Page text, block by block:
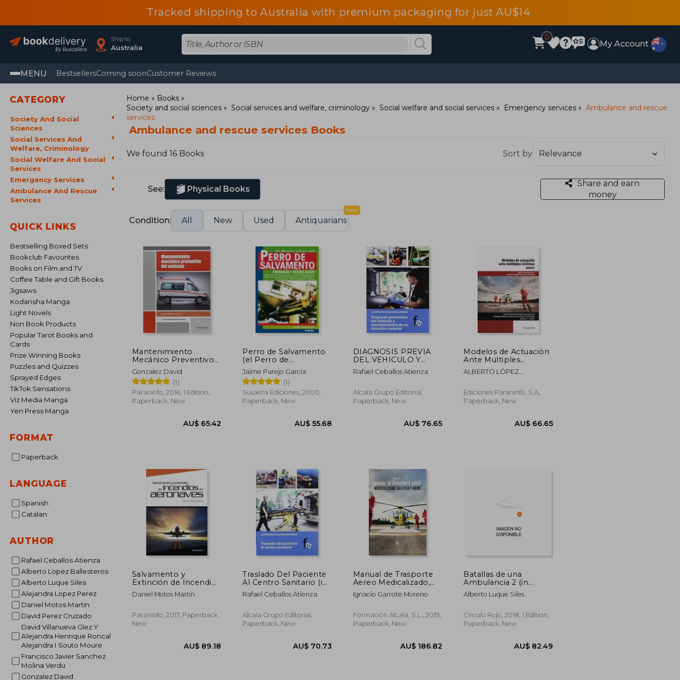
Tracked shipping to Australia with premium packaging for just AU$14
Ship to
Australia
0
My Account
MENU BestsellersComing soonCustomer Reviews
CATEGORY
Society And Social
Sciences
Social Services And
Welfare, Criminology
Social Welfare And Social
Services
Emergency Services
Ambulance And Rescue
Services
QUICK LINKS
Bestselling Boxed Sets
Bookclub Favourites
Books on Film and TV
Coffee Table and Gift Books
Jigsaws
Kodansha Manga
Light Novels
Non Book Products
Popular Tarot Books and
Cards
Prize Winning Books
Puzzles and Quizzes
Sprayed Edges
TikTok Sensations
Viz Media Manga
Yen Press Manga
FORMAT
Paperback
LANGUAGE
Spanish
Catalan
AUTHOR
Rafael Ceballos Atienza
Alberto Lopez Ballesteros
Alberto Luque Siles
Alejandra Lopez Perez
Daniel Motos Martin
David Perez Cruzado
David Villanueva Glez Y
Alejandra Henrique Roncal
Alejandra I Souto Moure
Francisco Javier Sanchez
Molina Verdu
Gonzalez David
Home
Books
Society and social sciences
Social services and welfare, criminology Social welfare and social services Emergency services
Ambulance and rescue
services
Ambulance and rescue services Books
We found 16 Books Sort by
See: Physical Books
Share and earn
money
Condition: All New Used Antiquarians
New
Mantenimiento
Mecánico Preventivo
Del Vehículo (in
Spanish)
Gonzalez David
(1)
Paraninfo, 2016, 1 Edition,
Paperback, New
AU$ 65.42
Perro de Salvamento
(el Perro de
Salvamento) (in
Spanish)
Jaime Parejo García
(1)
Susaeta Ediciones, 2000,
Paperback, New
DIAGNOSIS PREVIA
DEL VEHICULO Y
MANTENIMIENTO DE
SU DOTACION
Rafael Ceballos Atienza
Alcala Grupo Editorial,
Paperback, New
Modelos de Actuación
Ante Múltiples
Víctimas (in Spanish)
ALBERTO LÓPEZ
Ediciones Paraninfo, S.A,
Paperback, New
Salvamento y
Extinción de Incendios
en Aeronaves (in
Spanish)
Daniel Motos Martín
Paraninfo, 2017, Paperback,
New
Traslado Del Paciente
Al Centro Sanitario (in
Spanish)
Rafael Ceballos Atienza
Alcala Grupo Editorial,
Paperback, New
Manual de Trasporte
Aereo Medicalizado,
ala Fija y Hems (in
Spanish)
Ignacio Garrote Moreno
Formación Alcalá, S.L., 2019,
Paperback, New
Batallas de una
Ambulancia 2 (in
Spanish)
Alberto Luque Siles
Círculo Rojo, 2018, 1 Edition,
Paperback, New